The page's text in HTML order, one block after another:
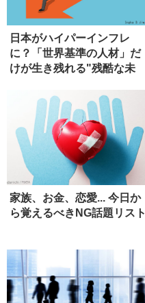
日本がハイパーインフレ
に？「世界基準の人材」だ
けが生き残れる"残酷な未
家族、お金、恋愛... 今日か
ら覚えるべきNG話題リスト